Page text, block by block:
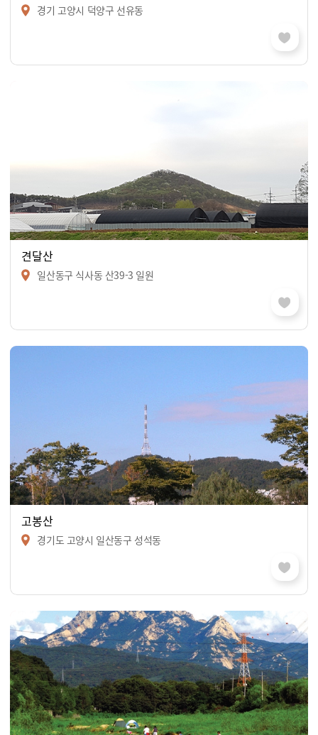
경기 고양시 덕양구 선유동
견달산
일산동구 식사동 산39-3 일원
고봉산
경기도 고양시 일산동구 성석동